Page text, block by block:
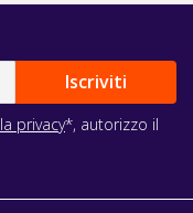
privacy*, autorizzo il